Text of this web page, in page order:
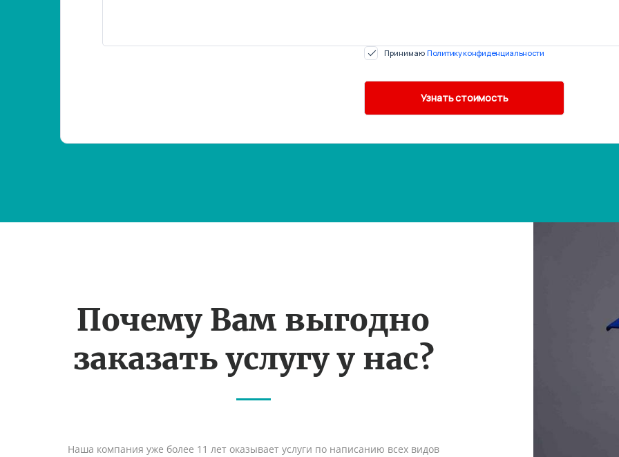
Принимаю Политику конфиденциальности
Почему Вам выгодно
заказать услугу у нас?
Наша компания уже более 11 лет оказывает услуги по написанию всех видов